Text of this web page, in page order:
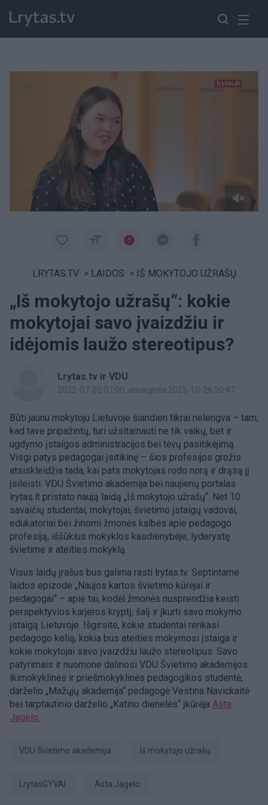
Paremkite Ukrainą
LRYTAS.TV > LAIDOS > IŠ MOKYTOJO UŽRAŠŲ
„Iš mokytojo užrašų“: kokie
mokytojai savo įvaizdžiu ir
idėjomis laužo stereotipus?
Lrytas.tv ir VDU
2022-07-02 07:00, atnaujinta 2025-10-26 20:47
Būti jaunu mokytoju Lietuvoje šiandien tikrai nelengva – tam,
kad tave pripažintų, turi užsitarnauti ne tik vaikų, bet ir
ugdymo įstaigos administracijos bei tėvų pasitikėjimą.
Visgi patys pedagogai įsitikinę – šios profesijos grožis
atsiskleidžia tada, kai pats mokytojas rodo norą ir drąsą jį
įsileisti. VDU Švietimo akademija bei naujienų portalas
lrytas.lt pristato naują laidą „Iš mokytojo užrašų“. Net 10
savaičių studentai, mokytojai, švietimo įstaigų vadovai,
edukatoriai bei žinomi žmonės kalbės apie pedagogo
profesiją, iššūkius mokyklos kasdienybėje, lyderystę
švietime ir ateities mokyklą.
Visus laidų įrašus bus galima rasti lrytas.tv. Septintame
laidos epizode „Naujos kartos švietimo kūrėjai ir
pedagogai“ – apie tai, kodėl žmonės nusprendžia keisti
perspektyvios karjeros kryptį, šalį ir įkurti savo mokymo
įstaigą Lietuvoje. Išgirsite, kokie studentai renkasi
pedagogo kelią, kokia bus ateities mokymosi įstaiga ir
kokie mokytojai savo įvaizdžiu laužo stereotipus. Savo
patyrimais ir nuomone dalinosi VDU Švietimo akademijos
ikimokyklinės ir priešmokyklinės pedagogikos studentė,
darželio „Mažųjų akademija“ pedagogė Vestina Navickaitė
bei tarptautinio darželio „Katino dienelės“ įkūrėja Asta
Jagelo.
VDU Švietimo akademija Iš mokytojo užrašų
LrytasGYVAI Asta Jagelo